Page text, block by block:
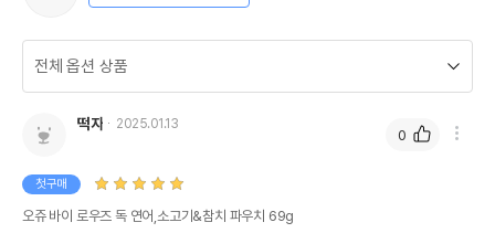
떡자 2025.01.13
첫구매
오쥬 바이 로우즈 독 연어,소고기&참치 파우치 69g
0